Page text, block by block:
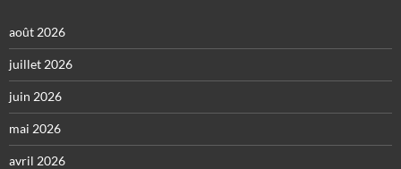
août 2026
juillet 2026
juin 2026
mai 2026
avril 2026